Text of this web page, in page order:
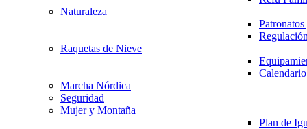
Naturaleza
Raquetas de Nieve
Calendario
Marcha Nórdica
Seguridad
Mujer y Montaña
Plan de